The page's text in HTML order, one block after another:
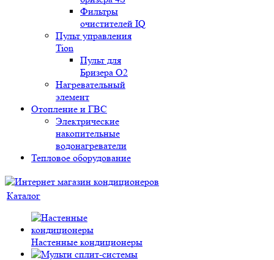
Фильтры
очистителей IQ
Пульт управления
Tion
Пульт для
Бризера O2
Нагревательный
элемент
Отопление и ГВС
Электрические
накопительные
водонагреватели
Тепловое оборудование
Каталог
Настенные кондиционеры